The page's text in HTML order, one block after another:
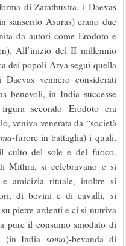
di Zarathustra, i Daevas
sanscrito Asuras) erano due
da autori come Erodoto e
All’inizio del II millennio
dei popoli Arya seguì quella
vennero considerati
benevoli, in India successe
secondo Erodoto era
veniva venerata da “società
-furore in battaglia) i quali,
culto del sole e del fuoco.
Mithra, si celebravano e si
e amicizia rituale, inoltre si
di bovini e di cavalli, si
su pietre ardenti e ci si nutriva
pure il consumo smodato di
(in India soma)-bevanda di